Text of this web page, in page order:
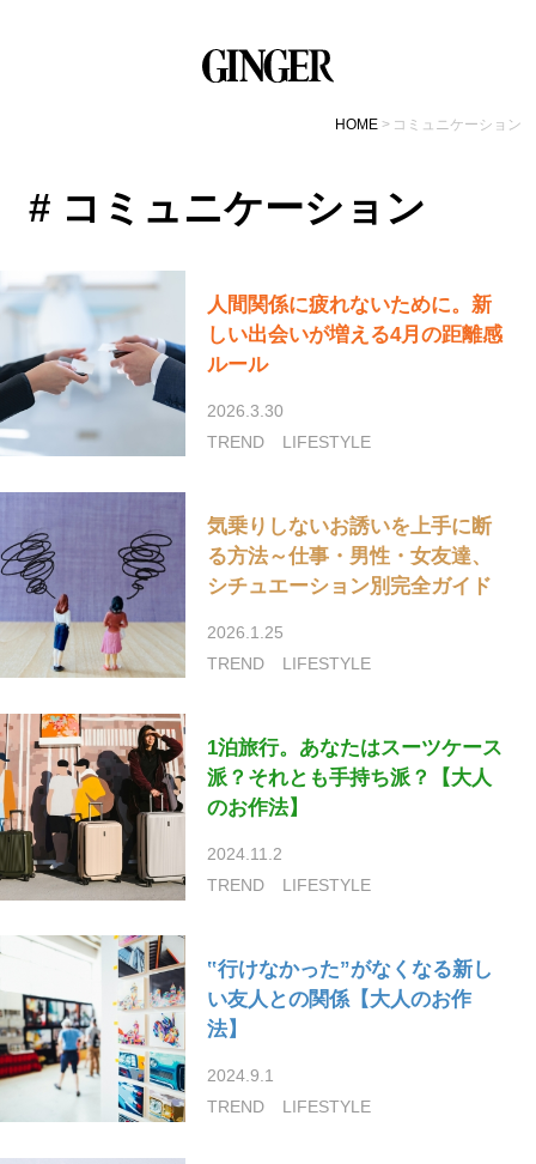
HOME コミュニケーション
# コミュニケーション
人間関係に疲れないために。新
しい出会いが増える4月の距離感
ルール
2026.3.30
TREND
LIFESTYLE
気乗りしないお誘いを上手に断
る方法～仕事・男性・女友達、
シチュエーション別完全ガイド
2026.1.25
TREND
LIFESTYLE
1泊旅行。あなたはスーツケース
派？それとも手持ち派？【大人
のお作法】
2024.11.2
TREND
LIFESTYLE
‟行けなかった”がなくなる新し
い友人との関係【大人のお作
法】
2024.9.1
TREND
LIFESTYLE